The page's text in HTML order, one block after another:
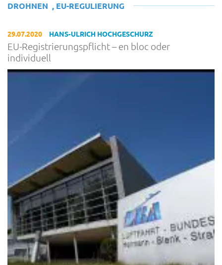
DROHNEN , EU-REGULIERUNG
29.07.2020 HANS-ULRICH HOCHGESCHURZ
EU-Registrierungspflicht – en bloc oder
individuell